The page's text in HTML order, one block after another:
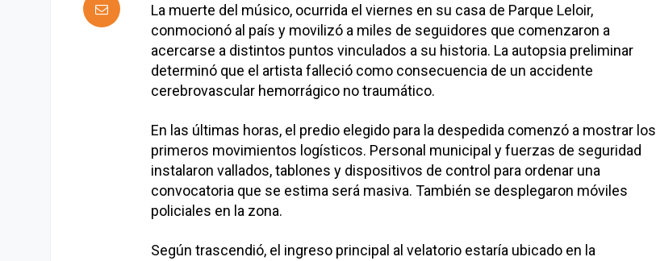
La muerte del músico, ocurrida el viernes en su casa de Parque Leloir,
conmocionó al país y movilizó a miles de seguidores que comenzaron a
acercarse a distintos puntos vinculados a su historia. La autopsia preliminar
determinó que el artista falleció como consecuencia de un accidente
cerebrovascular hemorrágico no traumático.
En las últimas horas, el predio elegido para la despedida comenzó a mostrar los
primeros movimientos logísticos. Personal municipal y fuerzas de seguridad
instalaron vallados, tablones y dispositivos de control para ordenar una
convocatoria que se estima será masiva. También se desplegaron móviles
policiales en la zona.
Según trascendió, el ingreso principal al velatorio estaría ubicado en la